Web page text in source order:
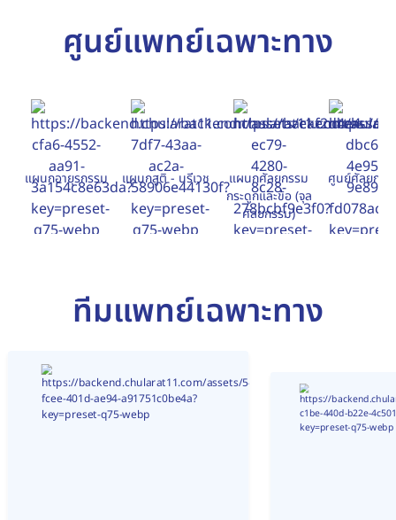
ศูนย์แพทย์เฉพาะทาง
แผนกอายุรกรรม แผนกสูติ - นรีเวช
แผนกศัลยกรรม
กระดูกและข้อ (จุล
ศัลยกรรม)
ศูนย์ศัลยกร
ทีมแพทย์เฉพาะทาง